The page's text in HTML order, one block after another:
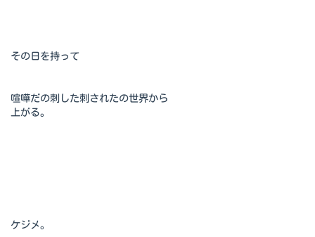
その日を持って
喧嘩だの刺した刺されたの世界から
上がる。
ケジメ。